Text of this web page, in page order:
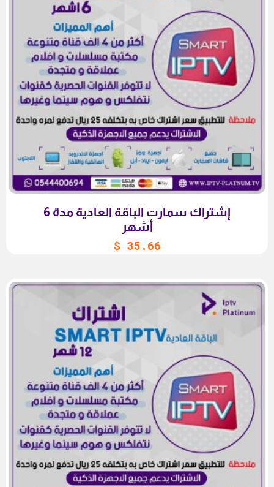
إشتراك سمارت الباقة العادية مدة 6
أشهر
$ 35.66